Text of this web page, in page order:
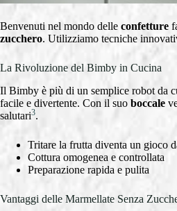
Benvenuti nel mondo delle confetture
zucchero. Utilizziamo tecniche
La Rivoluzione del Bimby in Cucina
Il Bimby è più di un semplice robot da
facile e divertente. Con il suo boccale
salutari3.
Tritare la frutta diventa un gioco
Cottura omogenea e controllata
Preparazione rapida e pulita
Vantaggi delle Marmellate Senza